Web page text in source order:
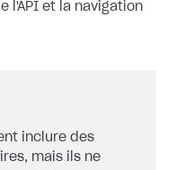
l'API et la navigation
inclure des
mais ils ne